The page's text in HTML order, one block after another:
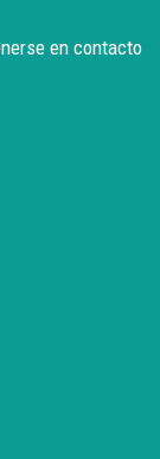
en contacto